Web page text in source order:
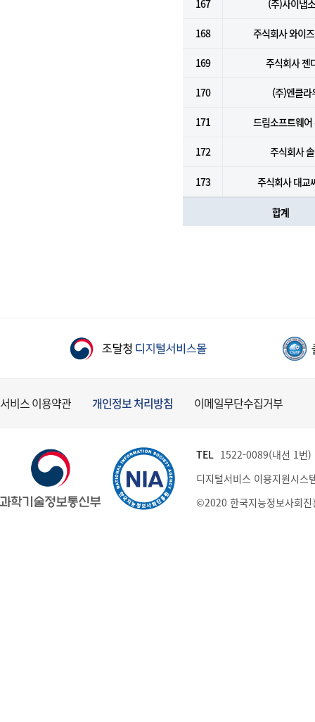
167 (주)사이냅
168 주식회사 와이
169 주식회사 젠
170 (주)엔클라
171 드림소프트웨어
172 주식회사
173 주식회사 대교
합계
서비스 이용약관 개인정보 처리방침 이메일무단수집거부
TEL 1522-0089(내선 1번
디지털서비스 이용지원시스
©2020 한국지능정보사회진